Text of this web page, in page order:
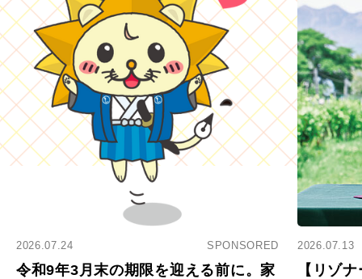
2026.07.24 SPONSORED
令和9年3月末の期限を迎える前に。家
2026.07.13
【リゾ